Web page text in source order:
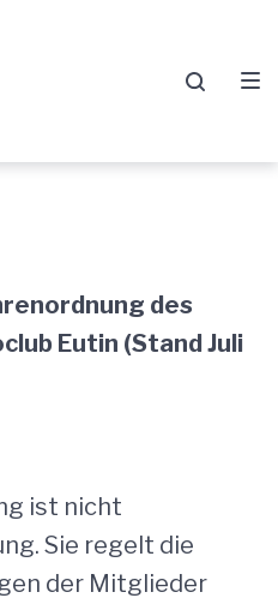
des
Eutin (Stand Juli
ist nicht
Sie regelt die
der Mitglieder